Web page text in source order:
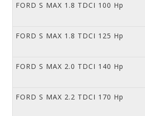
FORD S MAX 1.8 TDCI 100 Hp
FORD S MAX 1.8 TDCI 125 Hp
FORD S MAX 2.0 TDCI 140 Hp
FORD S MAX 2.2 TDCI 170 Hp